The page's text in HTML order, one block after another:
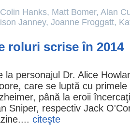
Colin Hanks, Matt Bomer, Alan
Janney, Joanne Froggatt,
roluri scrise în 2014
la personajul Dr. Alice
, care se luptă cu
până la eroii
Sniper, respectiv Jack
citeşte